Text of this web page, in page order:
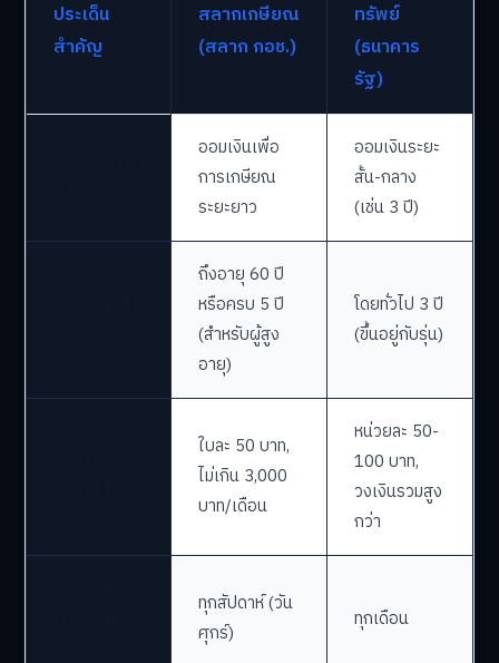
เพื่อให้เห็นภาพที่ชัดเจนขึ้น สามารถเปรียบเทียบสลาก
เกษียณกับผลิตภัณฑ์ทางการเงินและการเสี่ยงโชคที่คนไทย
สลากเกษียณ vs. สลากออมทรัพย์
สลากเกษียณ
(สลาก กอช.)
ทรัพย์
(ธนาคาร
ออมเงินเพื่อ
การเกษียณ
ระยะยาว
ออมเงินระยะ
สั้น-กลาง
(เช่น 3 ปี)
ถึงอายุ 60 ปี
หรือครบ 5 ปี
(สำหรับผู้สูง
อายุ)
(ขึ้นอยู่กับรุ่น)